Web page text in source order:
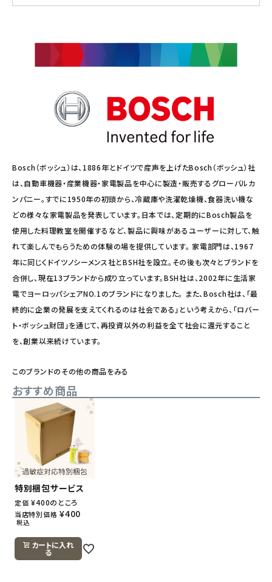
Bosch（ボッシュ）は、1886年とドイツで産声を上げたBosch（ボッシュ）社
は、自動車機器・産業機器・家電製品を中心に製造・販売するグローバルカ
ンパニー。すでに1950年の初頭から、冷蔵庫や洗濯乾燥機、食器洗い機な
どの様々な家電製品を発表しています。日本では、定期的にBosch製品を
使用した料理教室を開催するなど、製品に興味があるユーザーに対して、触
れて楽しんでもらうための体験の場を提供しています。 家電部門は、1967
年に同じくドイツノシーメンス社とBSH社を設立。その後も次々とブランドを
合併し、現在13ブランドから成り立っています。BSH社は、2002年に生活家
電でヨーロッパシェアNO.1のブランドになりました。 また、Bosch社は、「最
終的に企業の発展を支えてくれるのは社会である」という考えから、「ロバー
ト・ボッシュ財団」を通じて、再投資以外の利益を全て社会に還元すること
を、創業以来続けています。
このブランドのその他の商品をみる
おすすめ商品
特別梱包サービス
定価 ¥400のところ
当店特別価格 ¥400
税込
カートに入れ
る